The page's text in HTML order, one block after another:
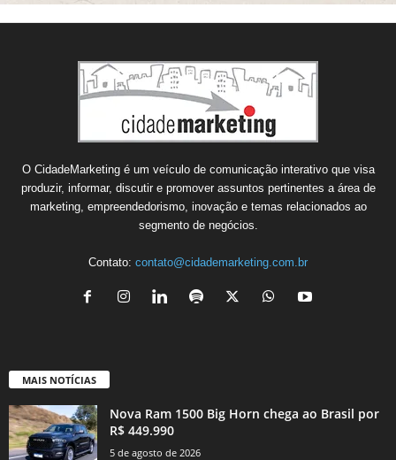
O CidadeMarketing é um veículo de comunicação interativo que visa
produzir, informar, discutir e promover assuntos pertinentes a área de
marketing, empreendedorismo, inovação e temas relacionados ao
segmento de negócios.
Contato: contato@cidademarketing.com.br
MAIS NOTÍCIAS
Nova Ram 1500 Big Horn chega ao Brasil por
R$ 449.990
5 de agosto de 2026